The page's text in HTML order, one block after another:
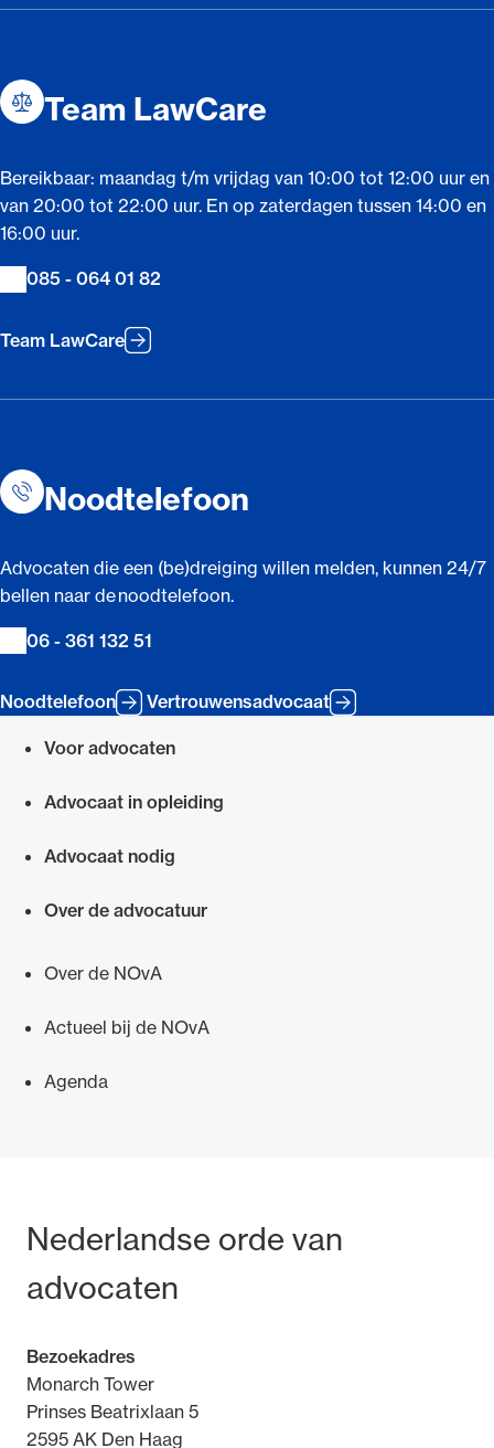
Team LawCare
Bereikbaar: maandag t/m vrijdag van 10:00 tot 12:00 uur en
van 20:00 tot 22:00 uur. En op zaterdagen tussen 14:00 en
16:00 uur.
085 - 064 01 82
Team LawCare
Noodtelefoon
Advocaten die een (be)dreiging willen melden, kunnen 24/7
bellen naar de noodtelefoon.
06 - 361 132 51
Noodtelefoon Vertrouwensadvocaat
Voor advocaten
Advocaat in opleiding
Advocaat nodig
Over de advocatuur
Over de NOvA
Actueel bij de NOvA
Agenda
Bezoek- en postadres
Nederlandse orde van
advocaten
Bezoekadres
Monarch Tower
Prinses Beatrixlaan 5
2595 AK Den Haag